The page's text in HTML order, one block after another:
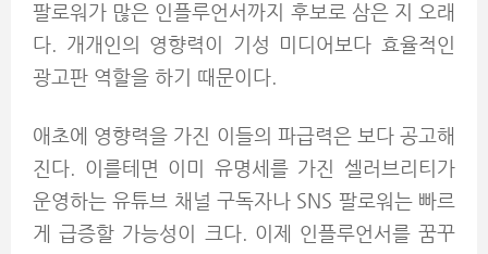
팔로워가 많은 인플루언서까지 후보로 삼은 지 오래
다. 개개인의 영향력이 기성 미디어보다 효율적인
광고판 역할을 하기 때문이다.
애초에 영향력을 가진 이들의 파급력은 보다 공고해
진다. 이를테면 이미 유명세를 가진 셀러브리티가
운영하는 유튜브 채널 구독자나 SNS 팔로워는 빠르
게 급증할 가능성이 크다. 이제 인플루언서를 꿈꾸